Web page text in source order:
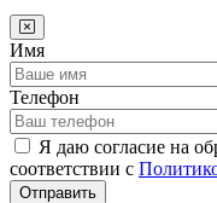
Имя
Телефон
Я даю согласие на
соответствии с
Отправить